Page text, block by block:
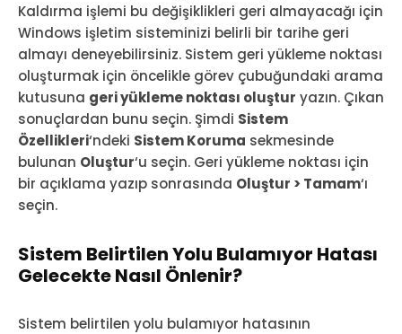
Kaldırma işlemi bu değişiklikleri geri almayacağı için
Windows işletim sisteminizi belirli bir tarihe geri
almayı deneyebilirsiniz. Sistem geri yükleme noktası
oluşturmak için öncelikle görev çubuğundaki arama
kutusuna geri yükleme noktası oluştur yazın. Çıkan
sonuçlardan bunu seçin. Şimdi Sistem
Özellikleri‘ndeki Sistem Koruma sekmesinde
bulunan Oluştur‘u seçin. Geri yükleme noktası için
bir açıklama yazıp sonrasında Oluştur > Tamam‘ı
seçin.
Sistem Belirtilen Yolu Bulamıyor Hatası
Gelecekte Nasıl Önlenir?
Sistem belirtilen yolu bulamıyor hatasının